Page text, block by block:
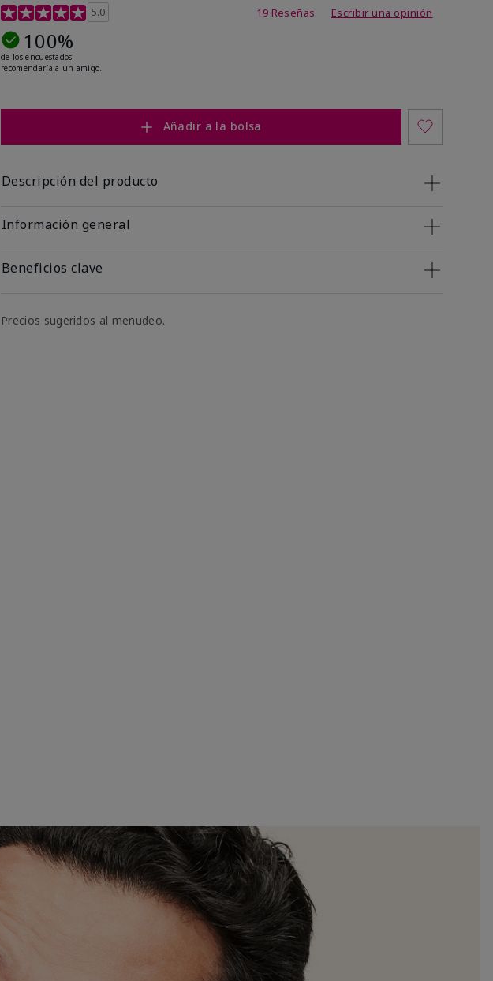
Calificación de clientes de 5 de 5
5.0 19 Reseñas Escribir una opinión
100%
de los encuestados
recomendaría a un amigo.
Añadir a la bolsa
Descripción del producto
Información general
Beneficios clave
Precios sugeridos al menudeo.